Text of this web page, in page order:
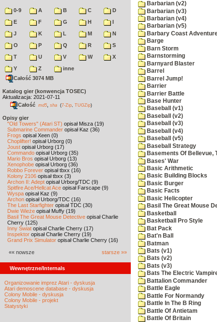
0-9 A B C
D
E
F G H
I
J
K L M
N
O
P Q R
S
T
U V W
X
Y
Z
inne
Całość 3074 MB
Katalog gier (konwencja TOSEC)
Aktualizacja: 2021-07-11
Całość md5 sha (7-Zip TUGZip)
Opisy gier
"Old Towers" (Atari ST) opisał Misza (19)
Submarine Commander opisał Kaz (36)
Frogs opisał Xeen (0)
Choplifter! opisał Urborg (0)
Joust opisał Urborg (17)
Commando opisał Urborg (35)
Mario Bros opisał Urborg (13)
Xenophobe opisał Urborg (36)
Robbo Forever opisał tbxx (16)
Kolony 2106 opisał tbxx (3)
Archon II: Adept opisał Urborg/TDC (9)
Spitfire Ace/Hellcat Ace opisał Farscape (9)
Wyspa opisał Kaz (9)
Archon opisał Urborg/TDC (16)
The Last Starfighter opisał TDC (30)
Dwie Wieże opisał Muffy (19)
Basil The Great Mouse Detective opisał Charlie
Cherry (125)
Inny Świat opisał Charlie Cherry (17)
Inspektor opisał Charlie Cherry (19)
Grand Prix Simulator opisał Charlie Cherry (16)
«« nowsze starsze »»
Wewnętrzne/Internals
Organizowanie imprez Atari - dyskusja
Atari demoscene database - dyskusja
Colony Mobile - dyskusja
Colony Mobile - projekt
Statystyki
Barbarian (v2)
Barbarian (v3)
Barbarian (v4)
Barbarian (v5)
Barbary Coast
Barge
Barn Storm
Barnstorming
Barnyard Blaster
Barrel
Barrel Jump!
Barrier
Barrier Battle
Base Hunter
Baseball (v1)
Baseball (v2)
Baseball (v3)
Baseball (v4)
Baseball (v5)
Baseball Strategy
Basements Of Bellevue,
Bases' War
Basic Arithmetic
Basic Building Blocks
Basic Burger
Basic Facts
Basic Helicopter
Basil The Great Mouse
Basketball
Basketball Pro Style
Bat Pack
Bat'n Ball
Batman
Bats (v1)
Bats (v2)
Bats (v3)
Bats The Electric
Battalion Commander
Battle Eagle
Battle For Normandy
Battle In The B Ring
Battle Of Antietam
Battle Of Britain